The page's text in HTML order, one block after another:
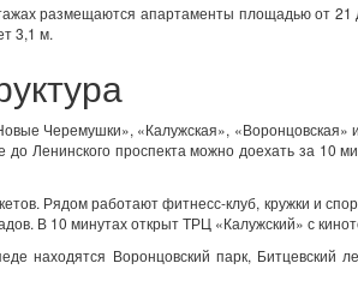
размещаются апартаменты площадью от 21
3,1 м.
Черемушки», «Калужская», «Воронцовская»
Ленинского проспекта можно доехать за 10
Рядом работают фитнесс-клуб, кружки и
В 10 минутах открыт ТРЦ «Калужский» с
находятся Воронцовский парк, Битцевский